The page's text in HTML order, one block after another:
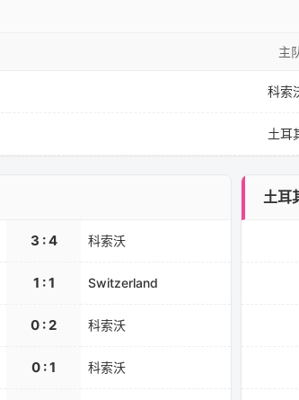
主
科索
土耳
3 : 4 科索沃
1 : 1 Switzerland
0 : 2 科索沃
0 : 1 科索沃
土耳